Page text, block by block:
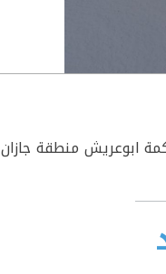
ابوعريش منطقة جازان